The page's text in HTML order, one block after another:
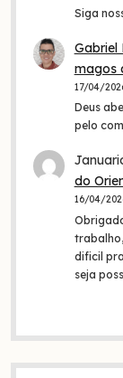
Siga
Gabriel
magos
17/04/
Deus
pelo
do
16/04/
dificil
seja